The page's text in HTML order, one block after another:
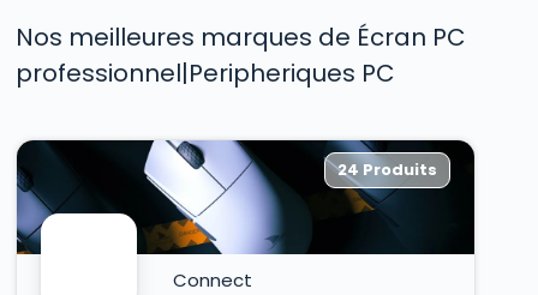
Nos meilleures marques de Écran PC
professionnel|Peripheriques PC
24 Produits
Connect